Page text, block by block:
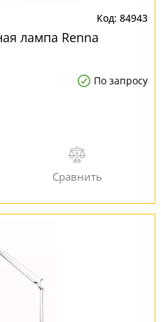
84943
лампа Renna
По запросу